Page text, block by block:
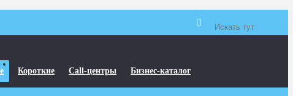
Короткие Call-центры Бизнес-каталог